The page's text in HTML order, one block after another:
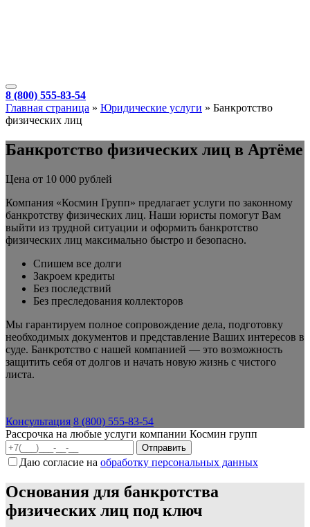
8 (800) 555-83-54
Главная страница » Юридические услуги » Банкротство
физических лиц
Банкротство физических лиц в Артёме
Цена от 10 000 рублей
Компания «Космин Групп» предлагает услуги по законному
банкротству физических лиц. Наши юристы помогут Вам
выйти из трудной ситуации и оформить банкротство
физических лиц максимально быстро и безопасно.
Спишем все долги
Закроем кредиты
Без последствий
Без преследования коллекторов
Мы гарантируем полное сопровождение дела, подготовку
необходимых документов и представление Ваших интересов в
суде. Банкротство с нашей компанией — это возможность
защитить себя от долгов и начать новую жизнь с чистого
листа.
Консультация 8 (800) 555-83-54
Рассрочка на любые услуги компании Космин групп
Даю согласие на обработку персональных данных
Основания для банкротства
физических лиц под ключ